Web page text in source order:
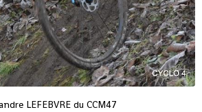
LEFEBVRE du CCM47